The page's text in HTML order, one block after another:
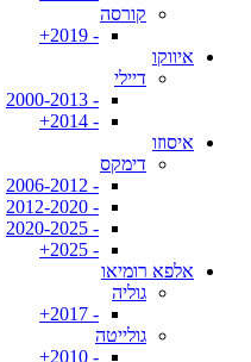
קורסה
- 2019+
איווקו
דיילי
- 2000-2013
- 2014+
איסוזו
דימקס
- 2006-2012
- 2012-2020
- 2020-2025
- 2025+
אלפא רומיאו
גוליה
- 2017+
גולייטה
- 2010+